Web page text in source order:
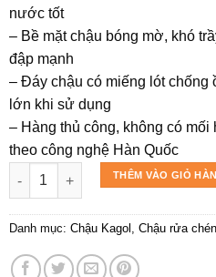
nước tốt
– Bề mặt chậu bóng mờ, khó
đập mạnh
– Đáy chậu có miếng lót chống
lớn khi sử dụng
– Hàng thủ công, không có
theo công nghệ Hàn Quốc
Chậu rửa chén Kagol K6045
THÊM VÀO GIỎ
Danh mục: Chậu Kagol , Chậu rửa chén